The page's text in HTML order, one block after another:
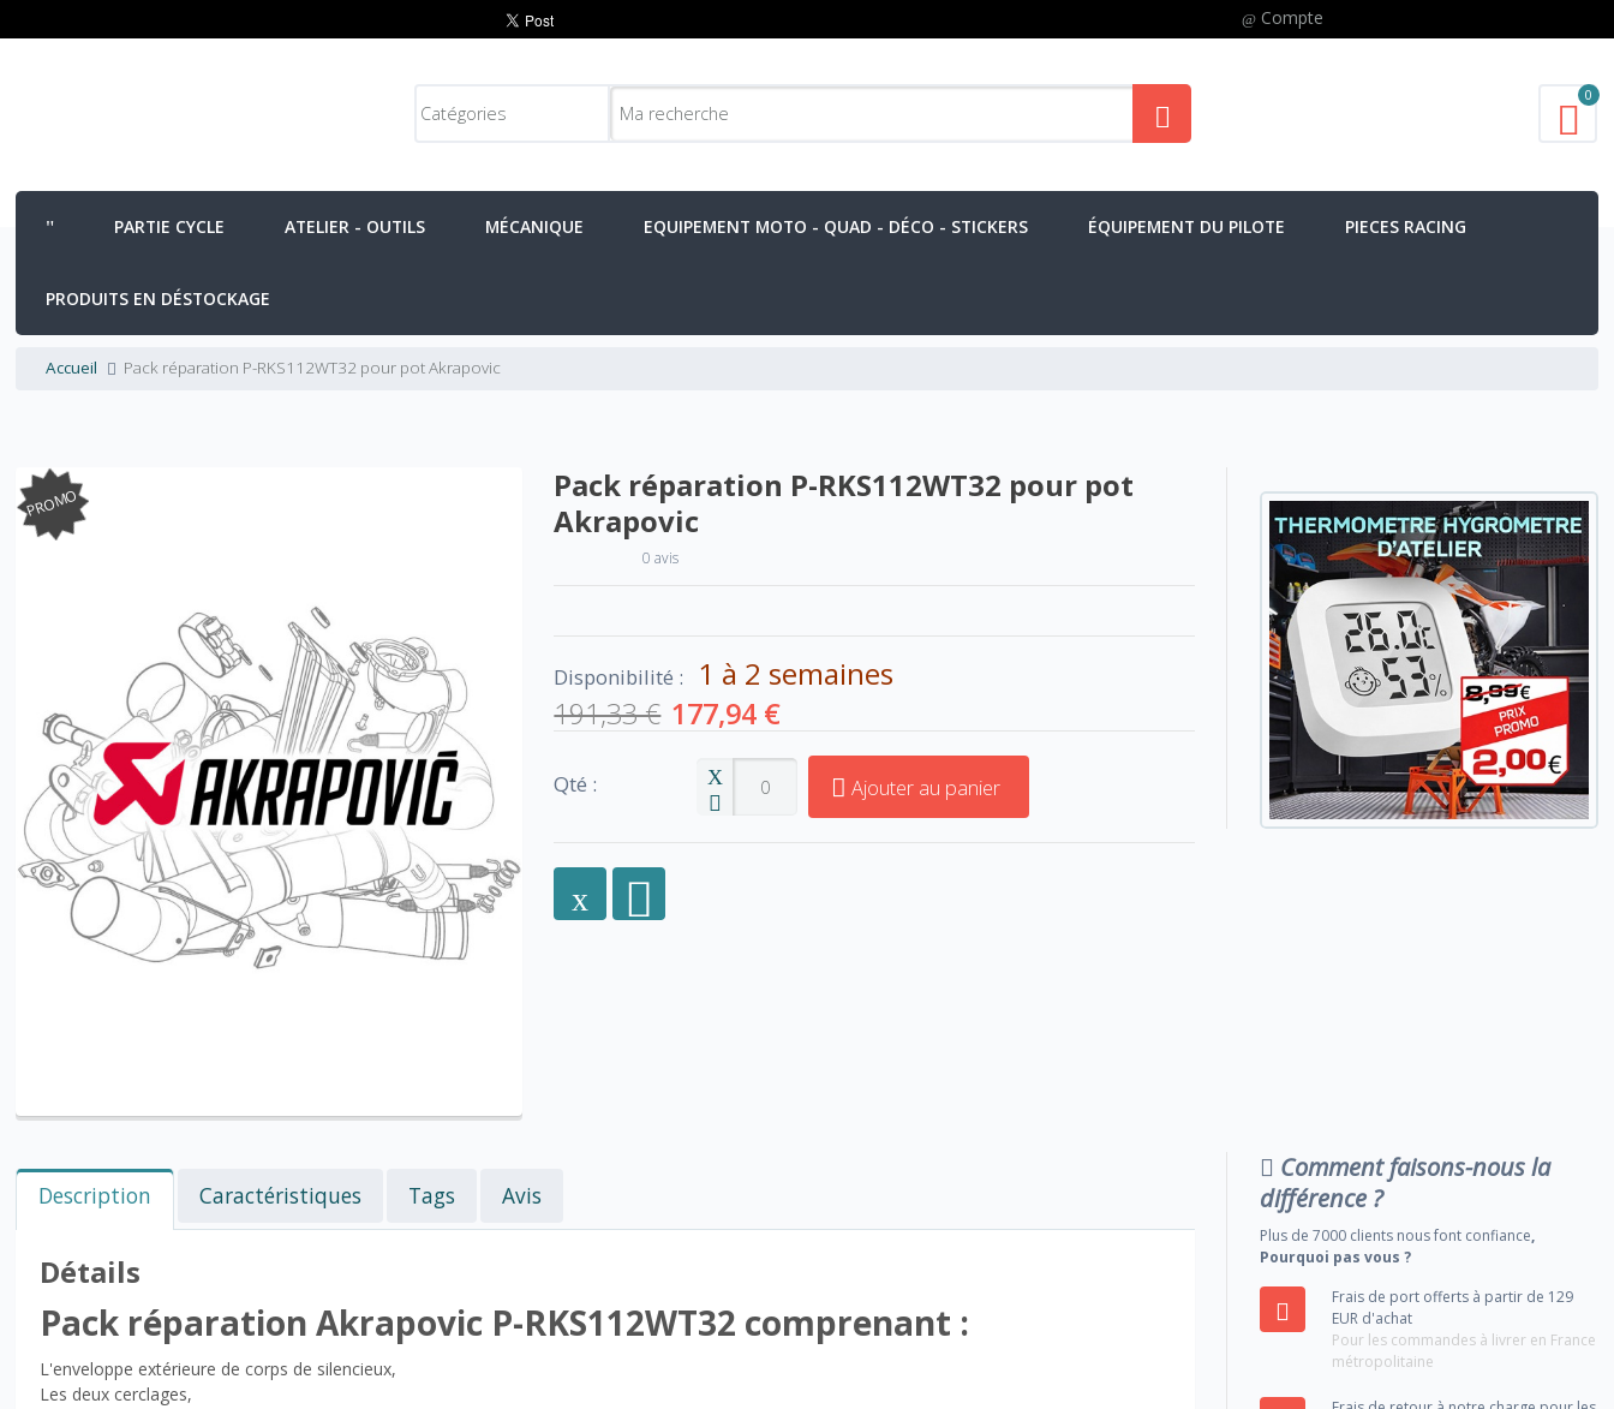
Compte
0
PARTIE CYCLE ATELIER - OUTILS MÉCANIQUE EQUIPEMENT MOTO - QUAD - DÉCO - STICKERS ÉQUIPEMENT DU PILOTE PIECES RACING
PRODUITS EN DÉSTOCKAGE
Accueil Pack réparation P-RKS112WT32 pour pot Akrapovic
PROMO
Pack réparation P-RKS112WT32 pour pot
Akrapovic
0 avis
Disponibilité : 1 à 2 semaines
191,33 € 177,94 €
Qté : Ajouter au panier
Description Caractéristiques Tags Avis
Détails
Pack réparation Akrapovic P-RKS112WT32 comprenant :
L'enveloppe extérieure de corps de silencieux,
Les deux cerclages,
Comment faisons-nous la
différence ?
Plus de 7000 clients nous font confiance,
Pourquoi pas vous ?
Frais de port offerts à partir de 129
EUR d'achat
Pour les commandes à livrer en France
métropolitaine